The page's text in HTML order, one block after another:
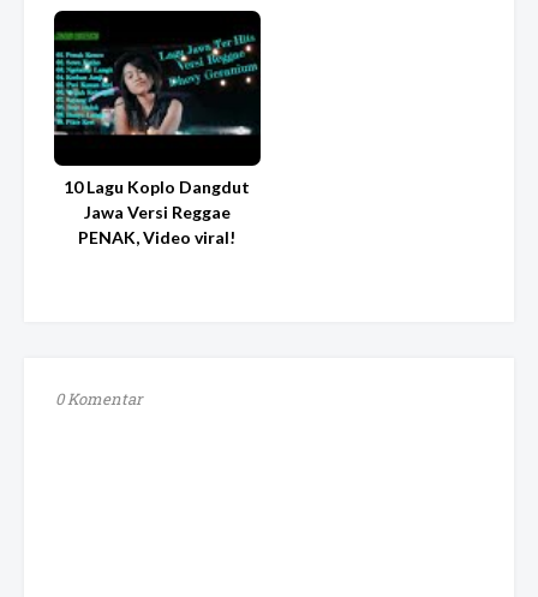
10 Lagu Koplo Dangdut
Jawa Versi Reggae
PENAK, Video viral!
0 Komentar